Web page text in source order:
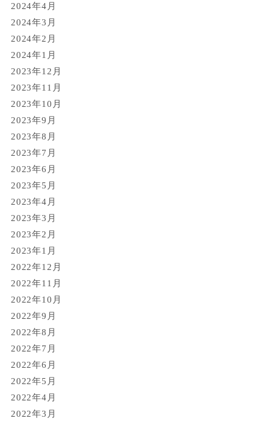
2024年4月
2024年3月
2024年2月
2024年1月
2023年12月
2023年11月
2023年10月
2023年9月
2023年8月
2023年7月
2023年6月
2023年5月
2023年4月
2023年3月
2023年2月
2023年1月
2022年12月
2022年11月
2022年10月
2022年9月
2022年8月
2022年7月
2022年6月
2022年5月
2022年4月
2022年3月